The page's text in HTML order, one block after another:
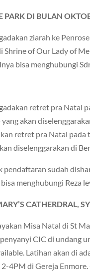
PARK DI BULAN
ziarah ke
Shrine of Our Lady of
bisa menghubungi
retret pra Natal
akan
retret pra Natal
diselenggarakan di
pendaftaran sudah
menghubungi Reza
CATHERDRAL,
Misa Natal di St
CIC di undang
Latihan akan di
2-4PM di Gereja